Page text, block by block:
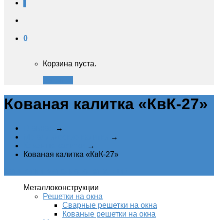
0
Корзина пуста.
Кованая калитка «КвК-27»
→
→
→
Кованая калитка «КвК-27»
Металлоконструкции
Решетки на окна
Сварные решетки на окна
Кованые решетки на окна